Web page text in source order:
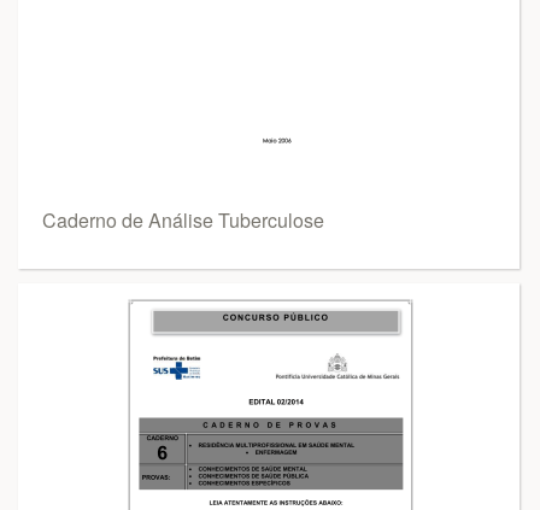
Caderno de Análise Tuberculose